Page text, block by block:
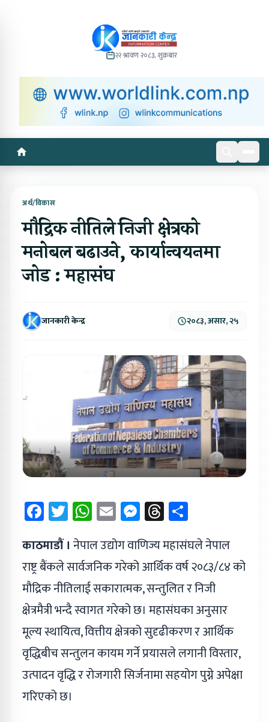
२२ श्रावण २०८३, शुक्रबार
अर्थ/विकास
मौद्रिक नीतिले निजी क्षेत्रको
मनोबल बढाउने, कार्यान्वयनमा
जोड : महासंघ
जानकारी केन्द्र २०८३, असार, २५
Facebook
Twitter
WhatsApp
EmailMessenger
Threads
काठमाडौं । नेपाल उद्योग वाणिज्य महासंघले नेपाल
राष्ट्र बैंकले सार्वजनिक गरेको आर्थिक वर्ष २०८३/८४ को
मौद्रिक नीतिलाई सकारात्मक, सन्तुलित र निजी
क्षेत्रमैत्री भन्दै स्वागत गरेको छ। महासंघका अनुसार
मूल्य स्थायित्व, वित्तीय क्षेत्रको सुदृढीकरण र आर्थिक
वृद्धिबीच सन्तुलन कायम गर्ने प्रयासले लगानी विस्तार,
उत्पादन वृद्धि र रोजगारी सिर्जनामा सहयोग पुग्ने अपेक्षा
गरिएको छ।